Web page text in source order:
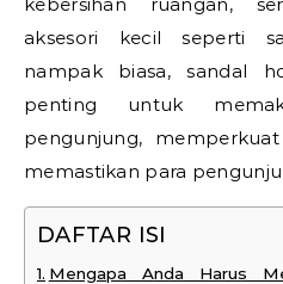
aksesori kecil seperti
nampak biasa, sandal
penting untuk
pengunjung,
memastikan para
DAFTAR ISI
Mengapa Anda Harus